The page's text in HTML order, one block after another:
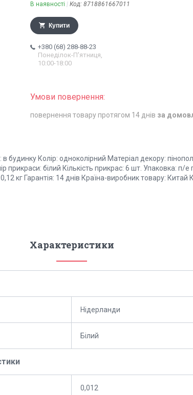
В наявності Код: 8718861667011
Купити
+380 (68) 288-88-23
Понеділок-П'ятниця,
10:00-18:00
повернення товару протягом 14 днів за
будинку Колір: одноколірний Матеріал декору:
білий Кількість прикрас: 6 шт. Упаковка: п/е
кг Гарантія: 14 днів Країна-виробник товару: Китай
Характеристики
Нідерланди
Білий
0,012